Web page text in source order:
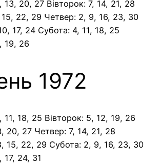
13, 20, 27 Вівторок: 7, 14, 21, 28
22, 29 Четвер: 2, 9, 16, 23, 30
17, 24 Субота: 4, 11, 18, 25
19, 26
1972
11, 18, 25 Вівторок: 5, 12, 19, 26
20, 27 Четвер: 7, 14, 21, 28
15, 22, 29 Субота: 2, 9, 16, 23, 30
17, 24, 31